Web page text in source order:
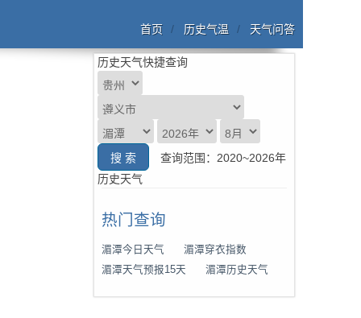
首页 历史气温 天气问答
历史天气快捷查询
查询范围：2020~2026年
历史天气
热门查询
湄潭今日天气
湄潭穿衣指数
湄潭天气预报15天
湄潭历史天气